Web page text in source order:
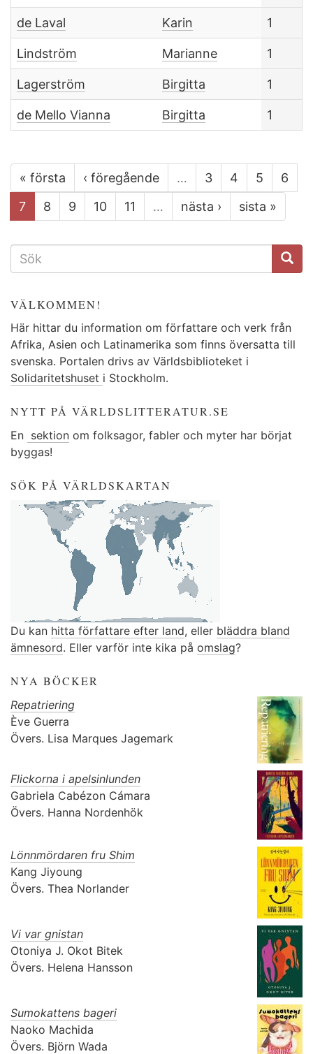
de Laval Karin 1
Lindström Marianne 1
Lagerström Birgitta 1
de Mello Vianna Birgitta 1
« första ‹ föregående … 3 4 5
6
7
8 9 10 11 … nästa › sista »
SÖKFORMULÄR
VÄLKOMMEN!
Här hittar du information om författare och verk från
Afrika, Asien och Latinamerika som finns översatta till
svenska. Portalen drivs av Världsbiblioteket i
Solidaritetshuset i Stockholm.
NYTT PÅ VÄRLDSLITTERATUR.SE
En sektion om folksagor, fabler och myter har börjat
byggas!
SÖK PÅ VÄRLDSKARTAN
Du kan hitta författare efter land, eller bläddra bland
ämnesord. Eller varför inte kika på omslag?
NYA BÖCKER
Repatriering
Ève Guerra
Övers. Lisa Marques Jagemark
Flickorna i apelsinlunden
Gabriela Cabézon Cámara
Övers. Hanna Nordenhök
Lönnmördaren fru Shim
Kang Jiyoung
Övers. Thea Norlander
Vi var gnistan
Otoniya J. Okot Bitek
Övers. Helena Hansson
Sumokattens bageri
Naoko Machida
Övers. Björn Wada